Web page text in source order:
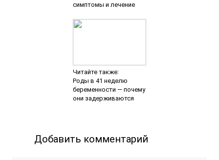
симптомы и лечение
Читайте также:
Роды в 41 неделю
беременности — почему
они задерживаются
Добавить комментарий